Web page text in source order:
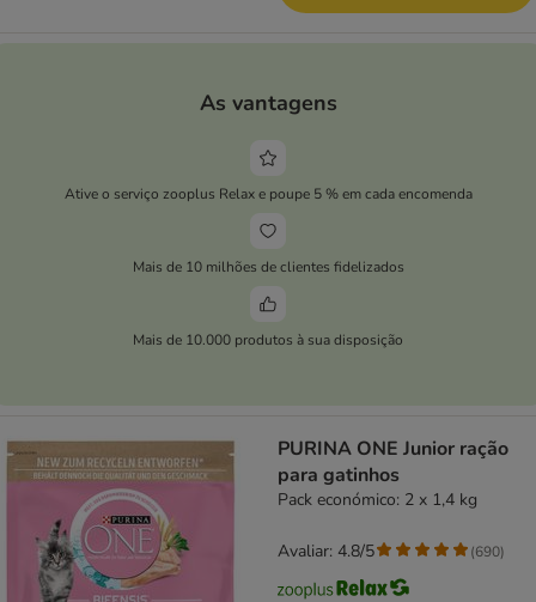
As vantagens
Ative o serviço zooplus Relax e poupe 5 % em cada encomenda
Mais de 10 milhões de clientes fidelizados
Mais de 10.000 produtos à sua disposição
PURINA ONE Junior ração
para gatinhos
Pack económico: 2 x 1,4 kg
Avaliar: 4.8/5 (690)